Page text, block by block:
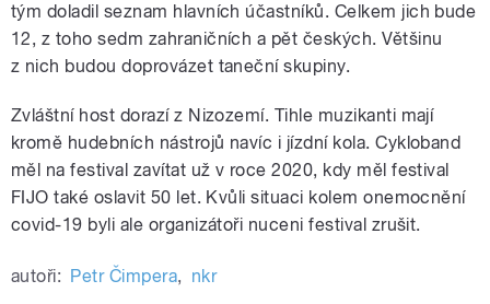
tým doladil seznam hlavních účastníků. Celkem jich bude
12, z toho sedm zahraničních a pět českých. Většinu
z nich budou doprovázet taneční skupiny.
Zvláštní host dorazí z Nizozemí. Tihle muzikanti mají
kromě hudebních nástrojů navíc i jízdní kola. Cykloband
měl na festival zavítat už v roce 2020, kdy měl festival
FIJO také oslavit 50 let. Kvůli situaci kolem onemocnění
covid-19 byli ale organizátoři nuceni festival zrušit.
autoři: Petr Čimpera, nkr